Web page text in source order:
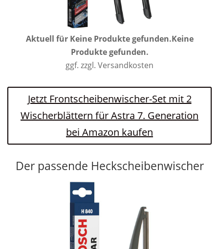
Aktuell für Keine Produkte gefunden.Keine
Produkte gefunden.
ggf. zzgl. Versandkosten
Jetzt Frontscheibenwischer-Set mit 2
Wischerblättern für Astra 7. Generation
bei Amazon kaufen
Der passende Heckscheibenwischer